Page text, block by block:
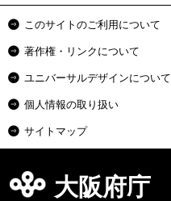
このサイトのご利用について
著作権・リンクについて
ユニバーサルデザインについて
個人情報の取り扱い
サイトマップ
大阪府庁